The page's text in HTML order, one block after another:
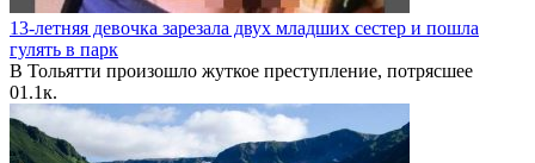
13-летняя девочка зарезала двух младших сестер и пошла
гулять в парк
В Тольятти произошло жуткое преступление, потрясшее
01.1к.